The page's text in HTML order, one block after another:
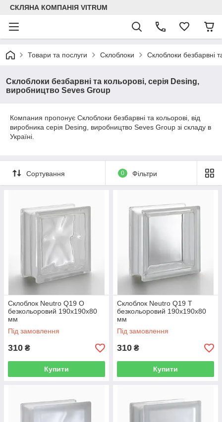
СКЛЯНА КОМПАНІЯ VITRUM
Товари та послуги Склоблоки Склоблоки безбарвні
Склоблоки безбарвні та кольорові, серія Desing,
виробництво Seves Group
Компания пропонує Склоблоки безбарвні та кольорові, від
виробника серія Desing, виробництво Seves Group зі складу в
Україні.
Сортування 0 Фільтри
Склоблок Neutro Q19 O
безкольоровий 190х190х80
мм
Під замовлення
310 ₴
Купити
Склоблок Neutro Q19 Т
безкольоровий 190х190х80
мм
Під замовлення
310 ₴
Купити